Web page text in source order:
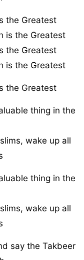
the Greatest
is the Greatest
the Greatest
is the Greatest
the Greatest
thing in the
wake up all
thing in the
wake up all
say the Takbeer